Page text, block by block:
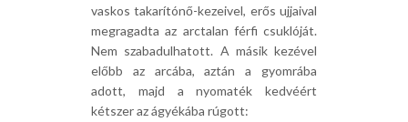
vaskos takarítónő-kezeivel, erős ujjaival
megragadta az arctalan férfi csuklóját.
Nem szabadulhatott. A másik kezével
előbb az arcába, aztán a gyomrába
adott, majd a nyomaték kedvéért
kétszer az ágyékába rúgott: